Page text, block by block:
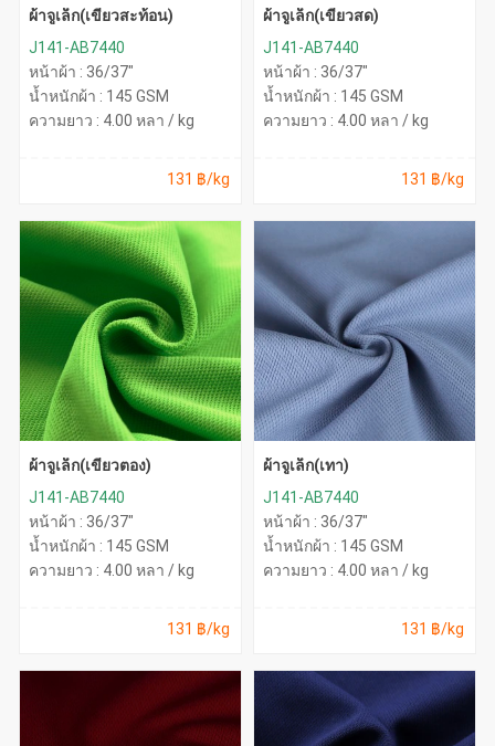
ผ้าจูเล็ก(เขียวสะท้อน)
J141-AB7440
หน้าผ้า : 36/37"
น้ำหนักผ้า : 145 GSM
ความยาว : 4.00 หลา / kg
131 ฿/kg
ผ้าจูเล็ก(เขียวสด)
J141-AB7440
หน้าผ้า : 36/37"
น้ำหนักผ้า : 145 GSM
ความยาว : 4.00 หลา / kg
131 ฿/kg
ผ้าจูเล็ก(เขียวตอง)
J141-AB7440
หน้าผ้า : 36/37"
น้ำหนักผ้า : 145 GSM
ความยาว : 4.00 หลา / kg
131 ฿/kg
ผ้าจูเล็ก(เทา)
J141-AB7440
หน้าผ้า : 36/37"
น้ำหนักผ้า : 145 GSM
ความยาว : 4.00 หลา / kg
131 ฿/kg